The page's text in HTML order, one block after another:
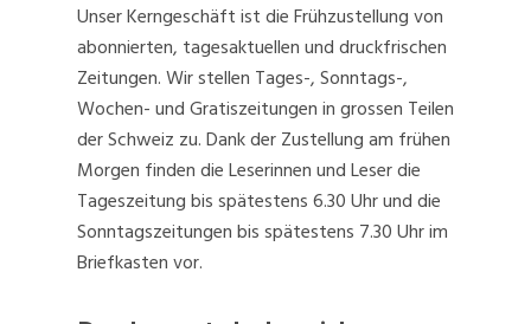
Unser Kerngeschäft ist die Frühzustellung von
abonnierten, tagesaktuellen und druckfrischen
Zeitungen. Wir stellen Tages-, Sonntags-,
Wochen- und Gratiszeitungen in grossen Teilen
der Schweiz zu. Dank der Zustellung am frühen
Morgen finden die Leserinnen und Leser die
Tageszeitung bis spätestens 6.30 Uhr und die
Sonntagszeitungen bis spätestens 7.30 Uhr im
Briefkasten vor.